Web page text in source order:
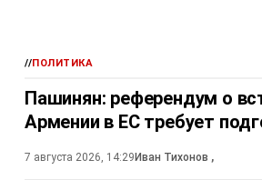
//ПОЛИТИКА
Пашинян: референдум о
Армении в ЕС требует
7 августа 2026, 14:29Иван Тихонов ,